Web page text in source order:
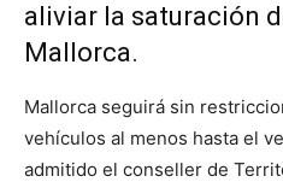
aliviar la saturación
Mallorca.
Mallorca seguirá sin
vehículos al menos hasta el
admitido el conseller de